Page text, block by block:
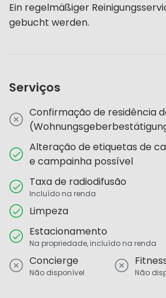
Ein regelmäßiger
gebucht werden.
Serviços
Confirmação de residência
Alteração de etiquetas de
e campainha possível
Taxa de radiodifusão
Incluído na renda
Limpeza
Estacionamento
Na propriedade, incluído na renda
Concierge
Não disponível Não